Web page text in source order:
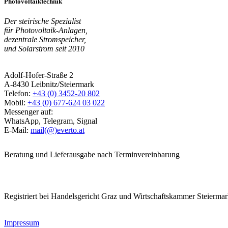
Der steirische Spezialist
für Photovoltaik-Anlagen,
dezentrale Stromspeicher,
und Solarstrom seit 2010
Adolf-Hofer-Straße 2
A-8430 Leibnitz/Steiermark
Telefon: +43 (0) 3452-20 802
Mobil: +43 (0) 677-624 03 022
Messenger auf:
WhatsApp, Telegram, Signal
E-Mail: mail(@)everto.at
Beratung und Lieferausgabe nach Terminvereinbarung
Registriert bei Handelsgericht Graz und Wirtschaftskammer
Impressum